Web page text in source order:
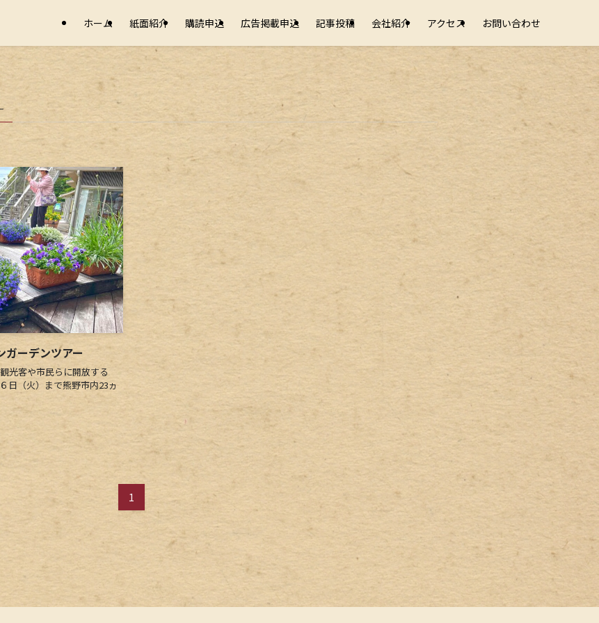
ホーム 紙面紹介 購読申込 広告掲載申込 記事投稿 会社紹介 アクセス お問い合わせ
ーデンツアー
光客や市民らに開放する
日（火）まで熊野市内23ヵ
1